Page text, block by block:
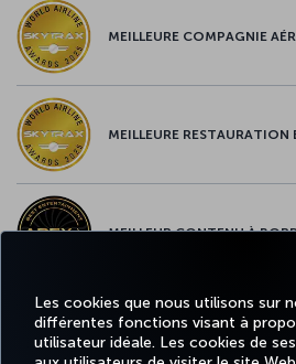
Les cookies que nous utilisons sur
différentes fonctions visant à
utilisateur idéale. Les cookies de
MEILLEURE COMPAGNIE
MEILLEURE RESTAURATION
MEILLEUR CONTENU À
MEILLEUR WI-FI EN EUROPE